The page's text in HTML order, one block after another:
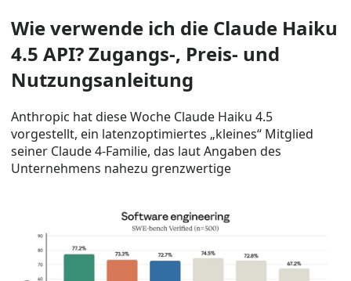
Wie verwende ich die Claude Haiku
4.5 API? Zugangs-, Preis- und
Nutzungsanleitung
Anthropic hat diese Woche Claude Haiku 4.5
vorgestellt, ein latenzoptimiertes „kleines“ Mitglied
seiner Claude 4-Familie, das laut Angaben des
Unternehmens nahezu grenzwertige